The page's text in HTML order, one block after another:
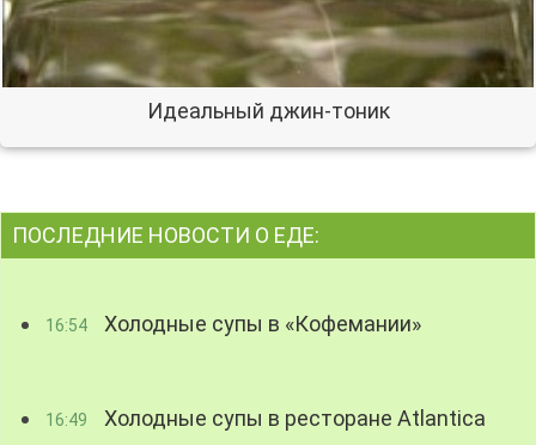
Идеальный джин-тоник
ПОСЛЕДНИЕ НОВОСТИ О ЕДЕ:
16:54 Холодные супы в «Кофемании»
16:49 Холодные супы в ресторане Atlantica